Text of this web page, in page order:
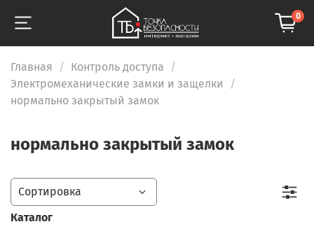
0
Главная
Контроль доступа
Электромеханические замки и защелки
нормально закрытый замок
нормально закрытый замок
Каталог